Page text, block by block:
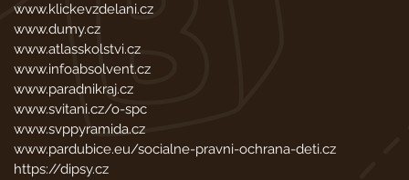
www.klickevzdelani.cz
www.dumy.cz
www.atlasskolstvi.cz
www.infoabsolvent.cz
www.paradnikraj.cz
www.svitani.cz/o-spc
www.svppyramida.cz
www.pardubice.eu/socialne-pravni-ochrana-deti.cz
https://dipsy.cz